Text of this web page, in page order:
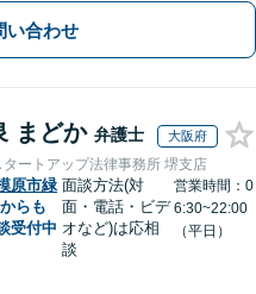
い合わせ
まどか 弁護士 大阪府
タートアップ法律事務所 堺支店
原市緑
からも
受付中
面談方法(対
面・電話・ビデ
オなど)は応相
談
営業時間：0
6:30~22:00
（平日）